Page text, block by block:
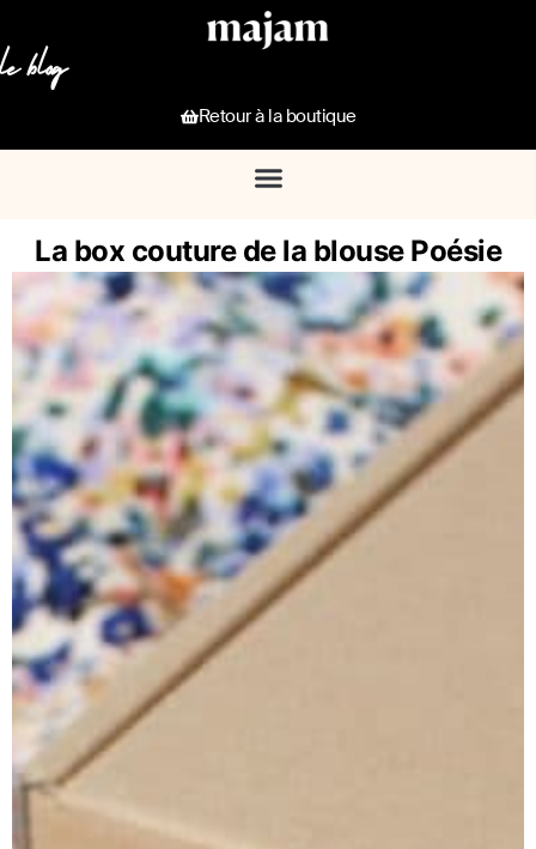
le blog
Retour à la boutique
La box couture de la blouse Poésie